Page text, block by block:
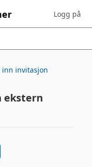
Sign in to
Logg på
inn invitasjon
ekstern